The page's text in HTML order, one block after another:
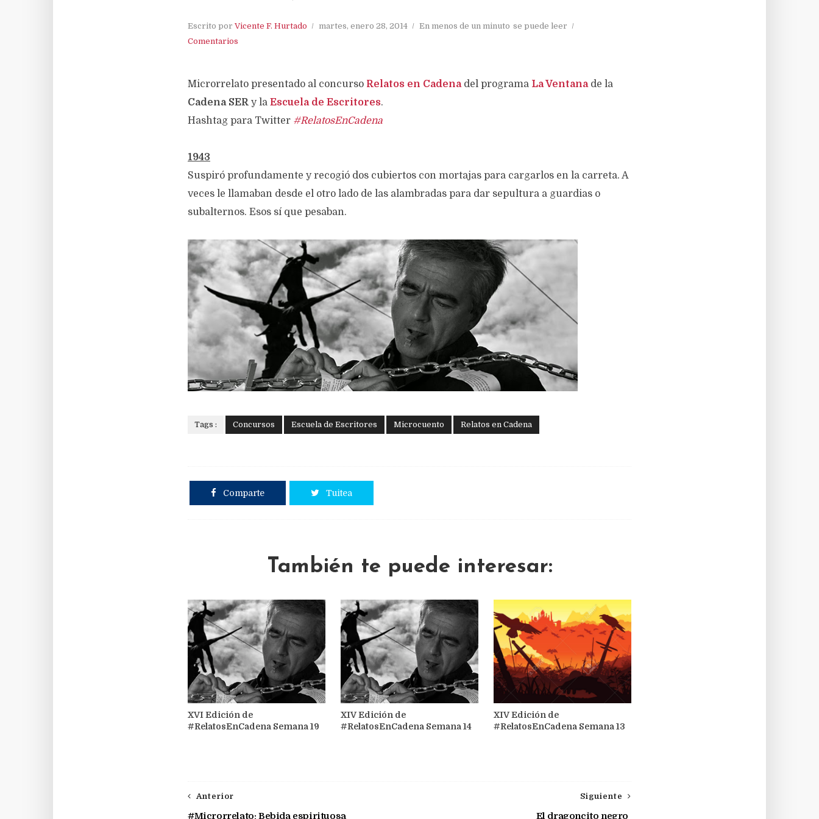
Escrito por Vicente F. Hurtado martes, enero 28, 2014 En menos de un minuto se puede leer
Comentarios
Microrrelato presentado al concurso Relatos en Cadenadel programa La Ventanade la
Cadena SER y la Escuela de Escritores.
Hashtag para Twitter #RelatosEnCadena
1943
Suspiró profundamente y recogió dos cubiertos con mortajas para cargarlos en la carreta. A
veces le llamaban desde el otro lado de las alambradas para dar sepultura a guardias o
subalternos. Esos sí que pesaban.
Tags : Concursos Escuela de Escritores Microcuento Relatos en Cadena
Comparte Tuitea
También te puede interesar:
XVI Edición de
#RelatosEnCadena Semana 19
XIV Edición de
#RelatosEnCadena Semana 14
XIV Edición de
#RelatosEnCadena Semana 13
Siguiente
El dragoncito negro
Anterior
#Microrrelato: Bebida espirituosa